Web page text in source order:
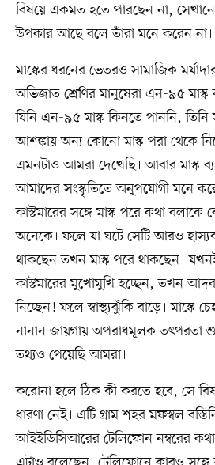
বিষয়ে একমত হতে পারছেন না, সেখানে
উপকার আছে বলে তাঁরা মনে করেন না।
মাস্কের ধরনের ভেতরও সামাজিক
অভিজাত শ্রেণির মানুষেরা এন-৯৫
যিনি এন-৯৫ মাস্ক কিনতে পাননি, তিনি
আশঙ্কায় অন্য কোনো মাস্ক পরা থেকে
এমনটাও আমরা দেখেছি। আবার মাস্ক
আমাদের সংস্কৃতিতে অনুপযোগী মনে
কাস্টমারের সঙ্গে মাস্ক পরে কথা
অনেকে। ফলে যা ঘটে সেটি আরও
থাকছেন তখন মাস্ক পরে থাকছেন।
কাস্টমারের মুখোমুখি হচ্ছেন, তখন আদব
নিচ্ছেন! ফলে স্বাস্থ্যঝুঁকি বাড়ে। মাস্কে
নানান জায়গায় অপরাধমূলক তৎপরতা
তথ্যও পেয়েছি আমরা।
করোনা হলে ঠিক কী করতে হবে, সে
ধারণা নেই। এটি গ্রাম শহর মফস্বল
আইইডিসিআরের টেলিফোন নম্বরের কথা